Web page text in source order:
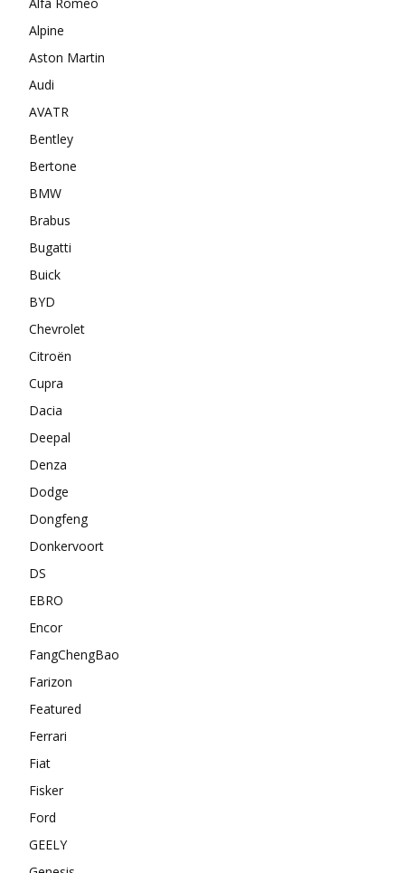
Alpine
Aston Martin
Audi
AVATR
Bentley
Bertone
BMW
Brabus
Bugatti
Buick
BYD
Chevrolet
Citroën
Cupra
Dacia
Deepal
Denza
Dodge
Dongfeng
Donkervoort
DS
EBRO
Encor
FangChengBao
Farizon
Featured
Ferrari
Fiat
Fisker
Ford
GEELY